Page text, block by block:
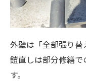
外壁は「全部張り替
鎧直しは部分修繕で
す。